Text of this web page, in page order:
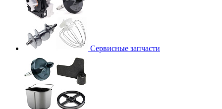
Сервисные запчасти